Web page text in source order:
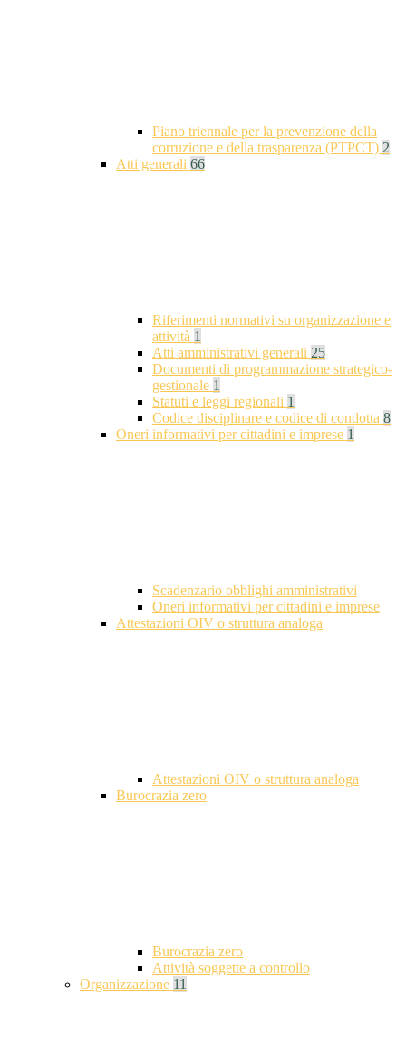
Piano triennale per la prevenzione della
corruzione e della trasparenza (PTPCT) 2
Atti generali 66
Riferimenti normativi su organizzazione e
attività 1
Atti amministrativi generali 25
Documenti di programmazione strategico-
gestionale 1
Statuti e leggi regionali 1
Codice disciplinare e codice di condotta 8
Oneri informativi per cittadini e imprese 1
Scadenzario obblighi amministrativi
Oneri informativi per cittadini e imprese
Attestazioni OIV o struttura analoga
Attestazioni OIV o struttura analoga
Burocrazia zero
Burocrazia zero
Attività soggette a controllo
Organizzazione 11